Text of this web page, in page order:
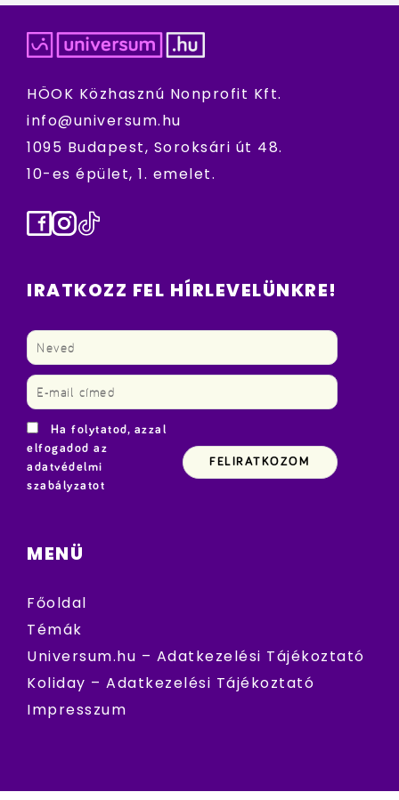
HÖOK Közhasznú Nonprofit Kft.
info@universum.hu
1095 Budapest, Soroksári út 48.
10-es épület, 1. emelet.
Facebook
Instagram
TikTok
IRATKOZZ FEL HÍRLEVELÜNKRE!
Ha folytatod, azzal
elfogadod az
adatvédelmi
szabályzatot
MENÜ
Főoldal
Témák
Universum.hu – Adatkezelési Tájékoztató
Koliday – Adatkezelési Tájékoztató
Impresszum